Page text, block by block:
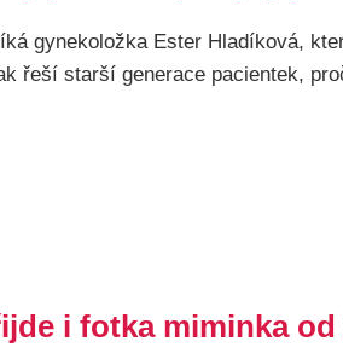
gynekoložka Ester Hladíková,
řeší starší generace pacientek,
i fotka miminka